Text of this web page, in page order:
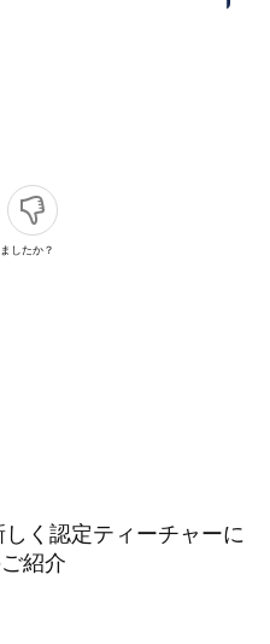
したか？
しく認定ティーチャーに
紹介